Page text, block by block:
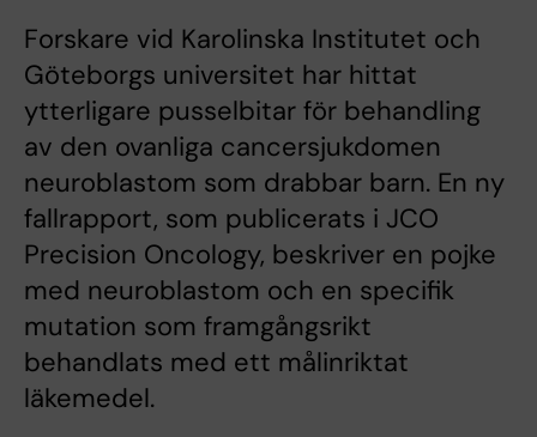
Forskare vid Karolinska Institutet och
Göteborgs universitet har hittat
ytterligare pusselbitar för behandling
av den ovanliga cancersjukdomen
neuroblastom som drabbar barn. En ny
fallrapport, som publicerats i JCO
Precision Oncology, beskriver en pojke
med neuroblastom och en specifik
mutation som framgångsrikt
behandlats med ett målinriktat
läkemedel.